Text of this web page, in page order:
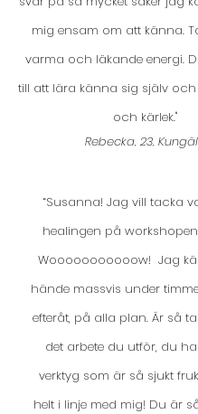
mig ensam om att känna.
varma och läkande energi.
till att lära känna sig själv
och kärlek."
Rebecka, 23,
“Susanna! Jag vill tacka
healingen på
Wooooooooooow! Jag
hände massvis under
efteråt, på alla plan. Är så
det arbete du utför, du
verktyg som är så sjukt
helt i linje med mig! Du är